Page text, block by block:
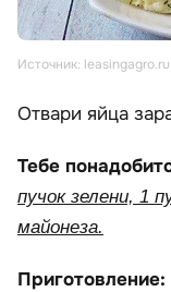
Источник: leasingagro.ru
Отвари яйца
Тебе
пучок зелени, 1
майонеза.
Приготовление: